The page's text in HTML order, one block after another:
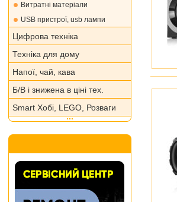
Витратні матеріали
USB пристрої, usb лампи
Цифрова техніка
Техніка для дому
Напої, чай, кава
Б/В і знижена в ціні тех.
Smart Хобі, LEGO, Розваги